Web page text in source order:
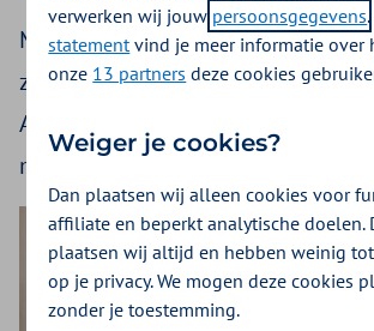
Met een zorgverzekering ben je
ziektekosten. De collectieve
Amsterdam is speciaal bedoeld
met een laag inkomen.
verwerken wij jouw persoonsgegevens
statementvind je meer informatie over
onze 13 partners deze cookies
Weiger je cookies?
Dan plaatsen wij alleen cookies voor
affiliate en beperkt analytische doelen.
plaatsen wij altijd en hebben weinig
op je privacy. We mogen deze cookies
zonder je toestemming.